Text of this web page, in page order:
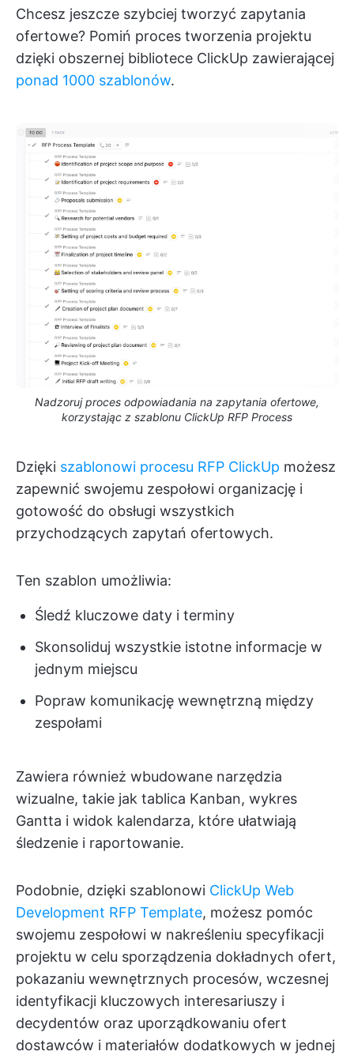
Chcesz jeszcze szybciej tworzyć zapytania
ofertowe? Pomiń proces tworzenia projektu
dzięki obszernej bibliotece ClickUp zawierającej
ponad 1000 szablonów.
Nadzoruj proces odpowiadania na zapytania ofertowe,
korzystając z szablonu ClickUp RFP Process
Dzięki szablonowi procesu RFP ClickUp możesz
zapewnić swojemu zespołowi organizację i
gotowość do obsługi wszystkich
przychodzących zapytań ofertowych.
Ten szablon umożliwia:
Śledź kluczowe daty i terminy
Skonsoliduj wszystkie istotne informacje w
jednym miejscu
Popraw komunikację wewnętrzną między
zespołami
Zawiera również wbudowane narzędzia
wizualne, takie jak tablica Kanban, wykres
Gantta i widok kalendarza, które ułatwiają
śledzenie i raportowanie.
Podobnie, dzięki szablonowi ClickUp Web
Development RFP Template, możesz pomóc
swojemu zespołowi w nakreśleniu specyfikacji
projektu w celu sporządzenia dokładnych ofert,
pokazaniu wewnętrznych procesów, wczesnej
identyfikacji kluczowych interesariuszy i
decydentów oraz uporządkowaniu ofert
dostawców i materiałów dodatkowych w jednej